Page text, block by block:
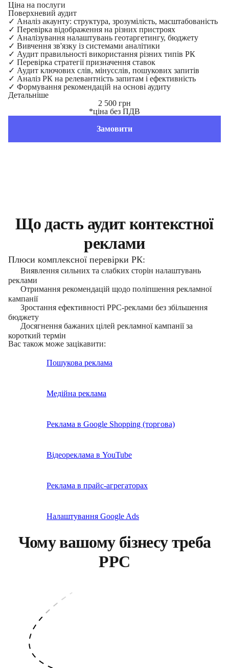
Ціна на послуги
Поверхневий аудит
✓ Аналіз акаунту: структура, зрозумілість, масштабованість
✓ Перевірка відображення на різних пристроях
✓ Аналізування налаштувань геотаргетингу, бюджету
✓ Вивчення зв'язку із системами аналітики
✓ Аудит правильності використання різних типів РК
✓ Перевірка стратегії призначення ставок
✓ Аудит ключових слів, мінусслів, пошукових запитів
✓ Аналіз РК на релевантність запитам і ефективність
✓ Формування рекомендацій на основі аудиту
Детальніше
2 500 грн
*ціна без ПДВ
Замовити
Що дасть аудит контекстної
реклами
Плюси комплексної перевірки РК:
Виявлення сильних та слабких сторін налаштувань
реклами
Отримання рекомендацій щодо поліпшення рекламної
кампанії
Зростання ефективності PPC-реклами без збільшення
бюджету
Досягнення бажаних цілей рекламної кампанії за
короткий термін
Вас також може зацікавити:
Пошукова реклама
Медійна реклама
Реклама в Google Shopping (торгова)
Відеореклама в YouTube
Реклама в прайс-агрегаторах
Налаштування Google Ads
Чому вашому бізнесу треба
PPC